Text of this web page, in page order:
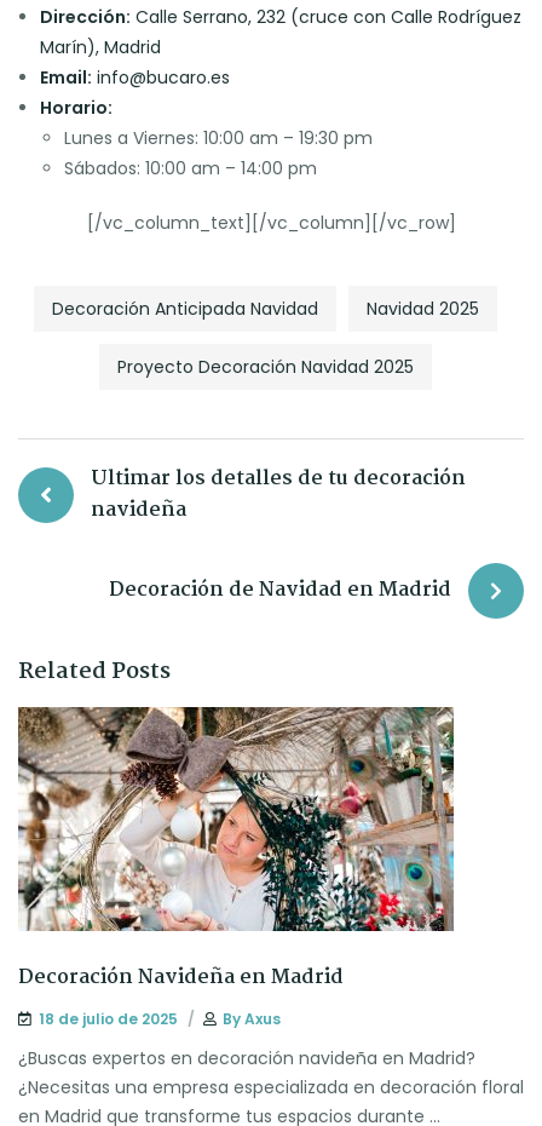
Dirección: Calle Serrano, 232 (cruce con Calle Rodríguez
Marín), Madrid
Email: info@bucaro.es
Horario:
Lunes a Viernes: 10:00 am – 19:30 pm
Sábados: 10:00 am – 14:00 pm
[/vc_column_text][/vc_column][/vc_row]
Decoración Anticipada Navidad Navidad 2025
Proyecto Decoración Navidad 2025
Ultimar los detalles de tu decoración
navideña
Decoración de Navidad en Madrid
Related Posts
Decoración Navideña en Madrid
18 de julio de 2025 ByAxus
¿Buscas expertos en decoración navideña en Madrid?
¿Necesitas una empresa especializada en decoración floral
en Madrid que transforme tus espacios durante ...